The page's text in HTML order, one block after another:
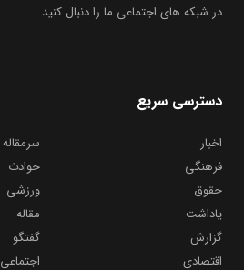
در شبکه های اجتماعی ما را دنبال کنید ...
دسترسی سریع
اخبار
سرمقاله
فرهنگی
حوادث
حقوق
ورزشی
یاداشت
مقاله
گزارش
گفتگو
اقتصادی
اجتماعی